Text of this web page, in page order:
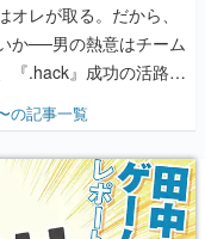
レが取る。だから、
か──男の熱意はチーム
『.hack』成功の活路を
だった【若ゲのいた
の記事一覧